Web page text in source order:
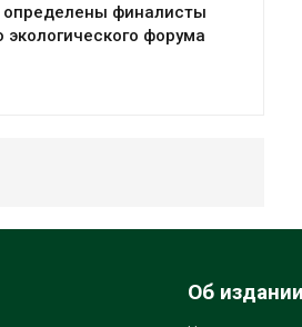
определены финалисты
экологического форума
Об издании